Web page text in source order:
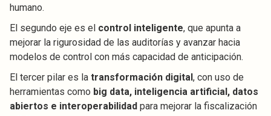
humano.
El segundo eje es el control inteligente, que apunta a
mejorar la rigurosidad de las auditorías y avanzar hacia
modelos de control con más capacidad de anticipación.
El tercer pilar es la transformación digital , con uso de
herramientas como big data, inteligencia artificial, datos
abiertos e interoperabilidad para mejorar la fiscalización